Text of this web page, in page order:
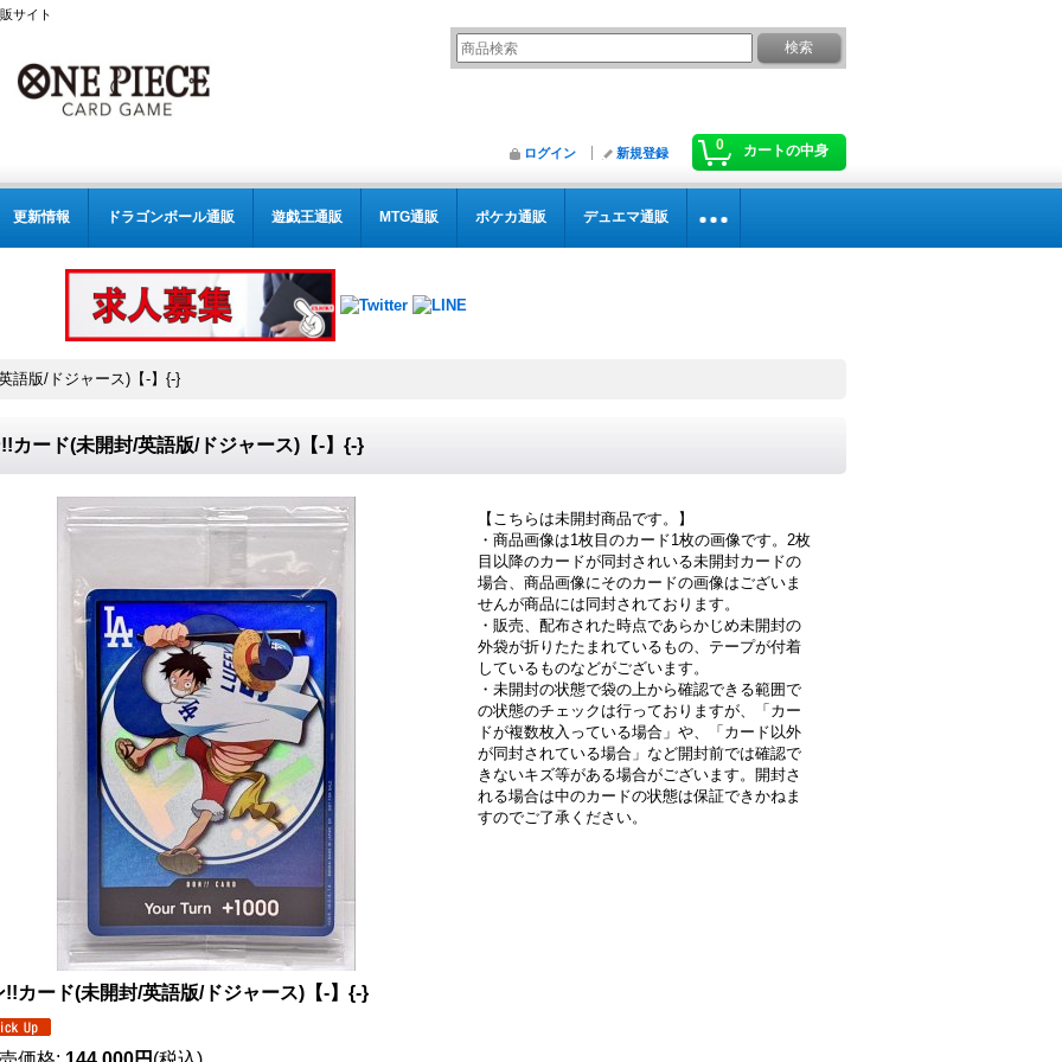
サイト
0 カートの中身
ログイン 新規登録
更新情報 ドラゴンボール通販 遊戯王通販 MTG通販 ポケカ通販 デュエマ通販
語版/ドジャース)【-】{-}
カード(未開封/英語版/ドジャース)【-】{-}
【こちらは未開封商品です。】
・商品画像は1枚目のカード1枚の画像です。2枚
目以降のカードが同封されいる未開封カードの
場合、商品画像にそのカードの画像はございま
せんが商品には同封されております。
・販売、配布された時点であらかじめ未開封の
外袋が折りたたまれているもの、テープが付着
しているものなどがございます。
・未開封の状態で袋の上から確認できる範囲で
の状態のチェックは行っておりますが、「カー
ドが複数枚入っている場合」や、「カード以外
が同封されている場合」など開封前では確認で
きないキズ等がある場合がございます。開封さ
れる場合は中のカードの状態は保証できかねま
すのでご了承ください。
!!カード(未開封/英語版/ドジャース)【-】{-}